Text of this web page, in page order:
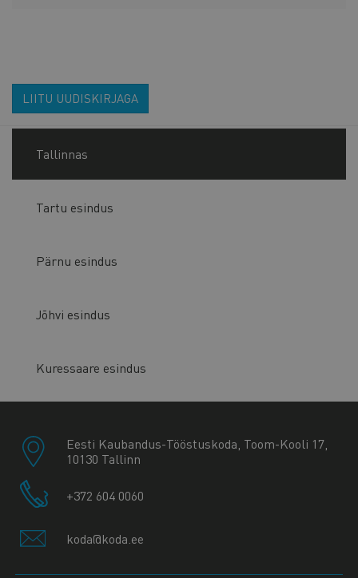
LIITU UUDISKIRJAGA
Tallinnas
Tartu esindus
Pärnu esindus
Jõhvi esindus
Kuressaare esindus
Eesti Kaubandus-Tööstuskoda, Toom-Kooli 17,
10130 Tallinn
+372 604 0060
koda@koda.ee